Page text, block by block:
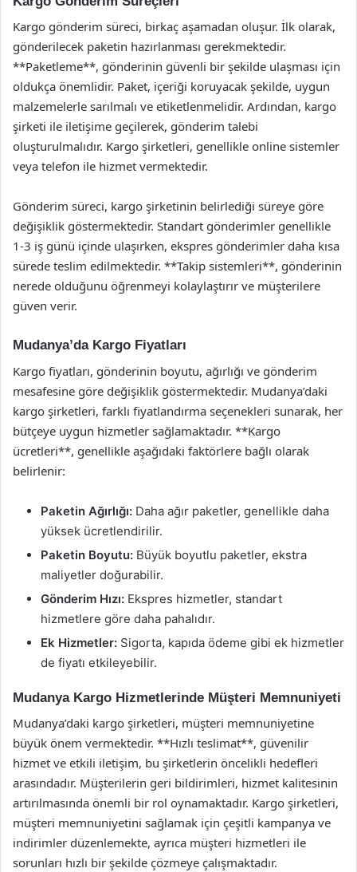
Kargo gönderim süreci, birkaç aşamadan oluşur. İlk olarak,
gönderilecek paketin hazırlanması gerekmektedir.
**Paketleme**, gönderinin güvenli bir şekilde ulaşması için
oldukça önemlidir. Paket, içeriği koruyacak şekilde, uygun
malzemelerle sarılmalı ve etiketlenmelidir. Ardından, kargo
şirketi ile iletişime geçilerek, gönderim talebi
oluşturulmalıdır. Kargo şirketleri, genellikle online sistemler
veya telefon ile hizmet vermektedir.
Gönderim süreci, kargo şirketinin belirlediği süreye göre
değişiklik göstermektedir. Standart gönderimler genellikle
1-3 iş günü içinde ulaşırken, ekspres gönderimler daha kısa
sürede teslim edilmektedir. **Takip sistemleri**, gönderinin
nerede olduğunu öğrenmeyi kolaylaştırır ve müşterilere
güven verir.
Mudanya’da Kargo Fiyatları
Kargo fiyatları, gönderinin boyutu, ağırlığı ve gönderim
mesafesine göre değişiklik göstermektedir. Mudanya’daki
kargo şirketleri, farklı fiyatlandırma seçenekleri sunarak, her
bütçeye uygun hizmetler sağlamaktadır. **Kargo
ücretleri**, genellikle aşağıdaki faktörlere bağlı olarak
belirlenir:
Paketin Ağırlığı: Daha ağır paketler, genellikle daha
yüksek ücretlendirilir.
Paketin Boyutu: Büyük boyutlu paketler, ekstra
maliyetler doğurabilir.
Gönderim Hızı: Ekspres hizmetler, standart
hizmetlere göre daha pahalıdır.
Ek Hizmetler: Sigorta, kapıda ödeme gibi ek hizmetler
de fiyatı etkileyebilir.
Mudanya Kargo Hizmetlerinde Müşteri Memnuniyeti
Mudanya’daki kargo şirketleri, müşteri memnuniyetine
büyük önem vermektedir. **Hızlı teslimat**, güvenilir
hizmet ve etkili iletişim, bu şirketlerin öncelikli hedefleri
arasındadır. Müşterilerin geri bildirimleri, hizmet kalitesinin
artırılmasında önemli bir rol oynamaktadır. Kargo şirketleri,
müşteri memnuniyetini sağlamak için çeşitli kampanya ve
indirimler düzenlemekte, ayrıca müşteri hizmetleri ile
sorunları hızlı bir şekilde çözmeye çalışmaktadır.